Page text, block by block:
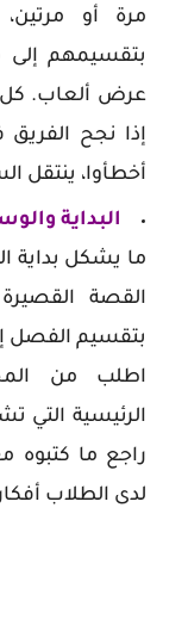
مرة أو
بتقسيمهم إلى
عرض ألعاب. كل
إذا نجح
أخطأوا، ينتقل
البداية
ما يشكل بداية
القصة
بتقسيم الفصل
اطلب من
الرئيسية التي
راجع ما كتبوه
لدى الطلاب